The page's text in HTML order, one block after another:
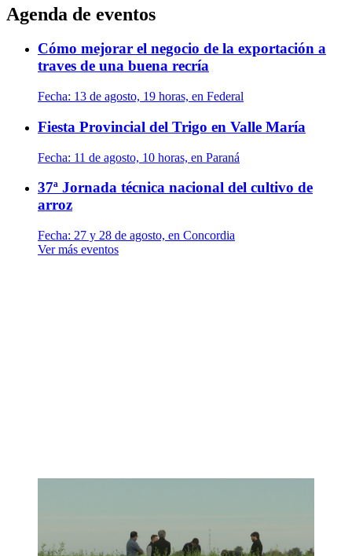
Agenda de eventos
Cómo mejorar el negocio de la exportación a
traves de una buena recría
Fecha: 13 de agosto, 19 horas, en Federal
Fiesta Provincial del Trigo en Valle María
Fecha: 11 de agosto, 10 horas, en Paraná
37ª Jornada técnica nacional del cultivo de
arroz
Fecha: 27 y 28 de agosto, en Concordia
Ver más eventos